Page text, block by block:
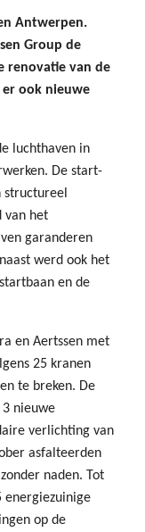
Antwerpen.
Group de
renovatie van de
er ook nieuwe
luchthaven in
De start-
van het
garanderen
werd ook het
en de
en Aertssen met
25 kranen
te breken. De
nieuwe
verlichting van
asfalteerden
naden. Tot
energiezuinige
op de